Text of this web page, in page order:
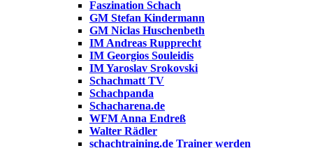
Faszination Schach
GM Stefan Kindermann
GM Niclas Huschenbeth
IM Andreas Rupprecht
IM Georgios Souleidis
IM Yaroslav Srokovski
Schachmatt TV
Schachpanda
Schacharena.de
WFM Anna Endreß
Walter Rädler
schachtraining.de Trainer werden